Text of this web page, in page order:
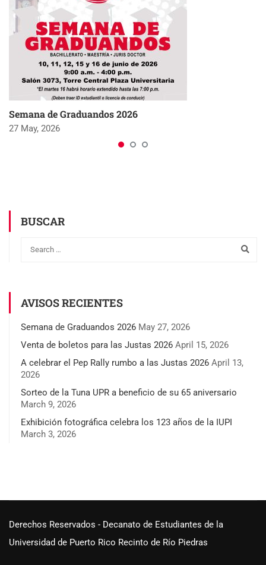
Semana de Graduandos 2026
27 May, 2026
BUSCAR
AVISOS RECIENTES
Semana de Graduandos 2026 May 27, 2026
Venta de boletos para las Justas 2026 April 15, 2026
A celebrar el Pep Rally rumbo a las Justas 2026 April 13,
2026
Sorteo de la Tuna UPR a beneficio de su 65 aniversario
March 9, 2026
Exhibición fotográfica celebra los 123 años de la IUPI
March 3, 2026
Derechos Reservados - Decanato de Estudiantes de la
Universidad de Puerto Rico Recinto de Río Piedras